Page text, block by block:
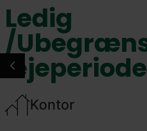
Ledig
/
lejeperiode
Kontor